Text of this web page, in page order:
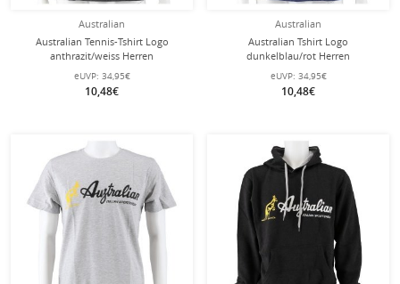
Australian
Australian Tennis-Tshirt Logo
anthrazit/weiss Herren
eUVP: 34,95€
10,48€
Australian
Australian Tshirt Logo
dunkelblau/rot Herren
eUVP: 34,95€
10,48€